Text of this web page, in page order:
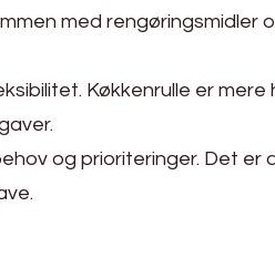
med rengøringsmidler
Køkkenrulle er mere
og prioriteringer. Det er